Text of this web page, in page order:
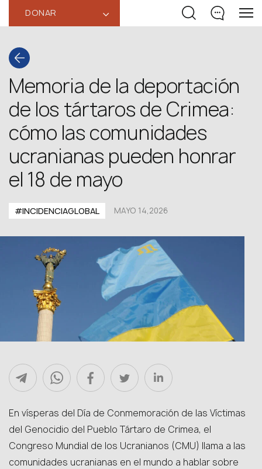
DONAR ‹
Memoria de la deportación
de los tártaros de Crimea:
cómo las comunidades
ucranianas pueden honrar
el 18 de mayo
#INCIDENCIAGLOBAL MAYO 14,2026
En vísperas del Día de Conmemoración de las Víctimas
del Genocidio del Pueblo Tártaro de Crimea, el
Congreso Mundial de los Ucranianos (CMU) llama a las
comunidades ucranianas en el mundo a hablar sobre